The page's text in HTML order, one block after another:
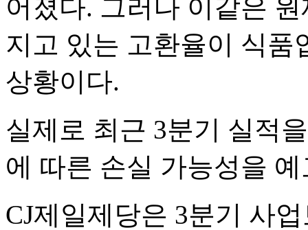
어졌다. 그러나 이같은
지고 있는 고환율이 식품
상황이다.
실제로 최근 3분기 실적
에 따른 손실 가능성을
CJ제일제당은 3분기 사